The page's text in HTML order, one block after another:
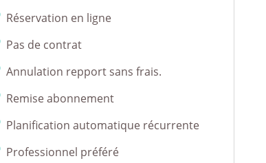
Réservation en ligne
Pas de contrat
Annulation repport sans frais.
Remise abonnement
Planification automatique récurrente
Professionnel préféré